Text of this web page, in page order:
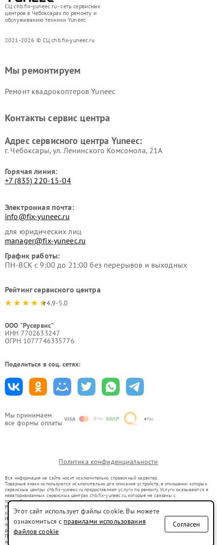
СЦ chb.fix-yuneec.ru - сеть сервисных
центров в Чебоксарах по ремонту и
обслуживанию техники Yuneec
2021-2026 © СЦ chb.fix-yuneec.ru
Мы принимаем
все формы оплаты
Мы ремонтируем
Ремонт квадрокоптеров Yuneec
Контакты сервис центра
Адрес сервисного центра Yuneec:
г. Чебоксары, ул. Ленинского Комсомола, 21А
Горячая линия:
+7 (835) 220-15-04
Электронная почта:
info@fix-yuneec.ru
для юридических лиц
manager@fix-yuneec.ru
График работы:
ПН-ВСК с 9:00 до 21:00 без перерывов и выходных
Рейтинг сервисного центра
4.9-5.0
ООО "Русервис"
ИНН 7702633247
ОГРН 1077746335776
Поделиться в соц. сетях:
Политика конфиденциальности
Вся информация на сайте носит исключительно справочный характер.
Товарные знаки используются исключительно для описания устройств, в отношении которых
сервисные центры chb.fix-yuneec.ru предоставляют услуги по ремонту. Услуги оказываются в
неавторизованных сервисных центрах chb.fix-yuneec.ru, которые не связаны с
правообладателями товарных знаков или их официальными представителями.
Ремонт осуществляется для устройств, уже введенных в гражданский оборот в соответствии
со статьей 1487 ГК РФ.
Использование товарных знаков не преследует цели индивидуализации услуг или введения
потребителей в заблуждение, а служит для информирования о предоставляемых услугах по
ремонту техники указанных брендов.
Представленная на сайте информация не является публичной офертой, определяемой
положениями Статьи 437(2) Гражданского кодекса РФ
Этот сайт использует файлы cookie. Вы можете
ознакомиться с правилами использования
файлов cookie
Согласен